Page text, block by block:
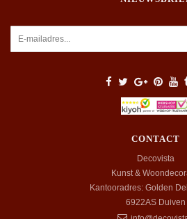
CONTACT
Decovista
Kunst &
Kantooradres: Golden
6922AS Duiven